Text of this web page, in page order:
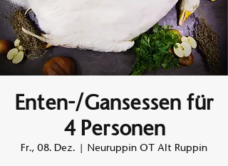
Enten-/Gansessen für
4 Personen
Fr., 08. Dez.
  |
Neuruppin OT Alt Ruppin